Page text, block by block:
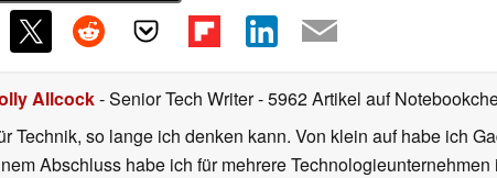
Allcock- Senior Tech Writer- 5962 Artikel auf
Technik, so lange ich denken kann. Von klein auf habe ich
Abschluss habe ich für mehrere